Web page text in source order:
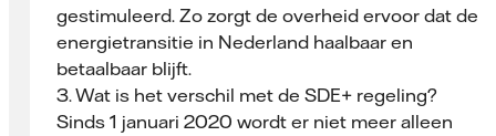
gestimuleerd. Zo zorgt de overheid ervoor dat de
energietransitie in Nederland haalbaar en
betaalbaar blijft.
3. Wat is het verschil met de SDE+ regeling?
Sinds 1 januari 2020 wordt er niet meer alleen